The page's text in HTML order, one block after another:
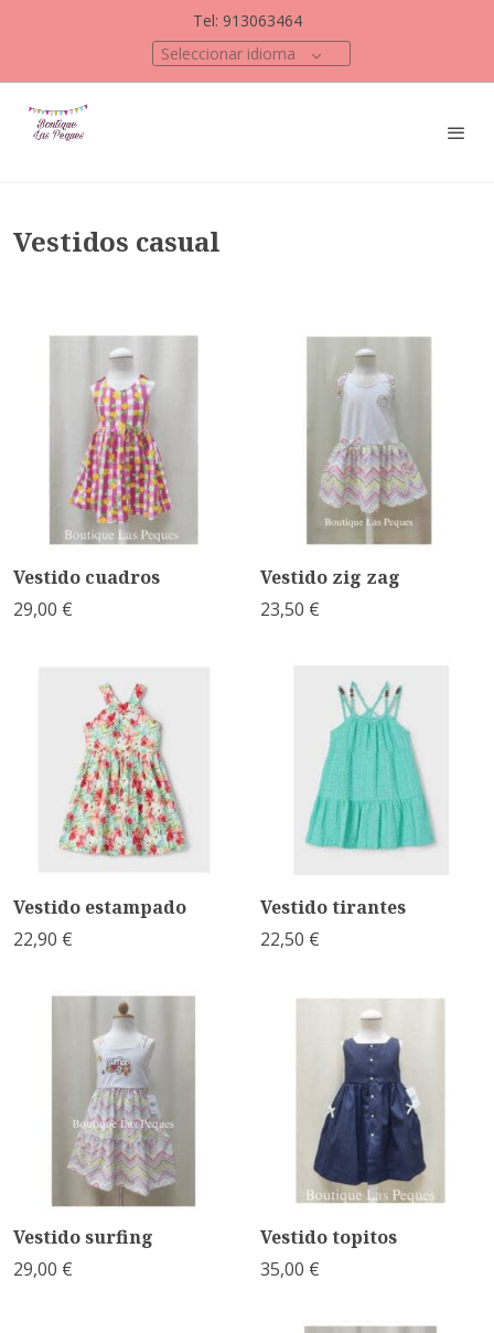
Tel: 913063464
Seleccionar idioma
Vestidos casual
Vestido cuadros
29,00 €
Vestido zig zag
23,50 €
Vestido estampado
22,90 €
Vestido tirantes
22,50 €
Vestido surfing
29,00 €
Vestido topitos
35,00 €